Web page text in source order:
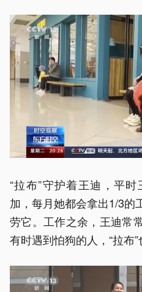
“拉布”守护着王迪，平
加，每月她都会拿出1/3的
劳它。工作之余，王迪常
有时遇到怕狗的人，“拉布”